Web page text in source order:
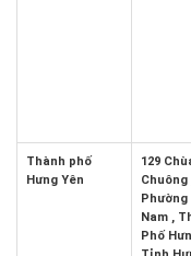
Thành phố
Hưng Yên
129
Chuông
Phường
Nam ,
Phố